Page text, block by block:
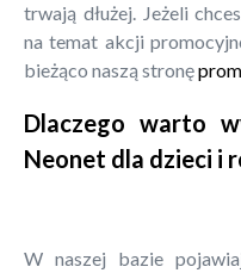
trwają dłużej. Jeżeli
na temat akcji
bieżąco naszą stronę
Dlaczego warto
Neonet dla dzieci i
W naszej bazie